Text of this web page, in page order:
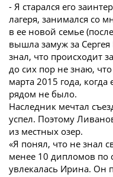
- Я старался его
лагеря, занимался со
в ее новой семье
вышла замуж за
знал, что происходит
до сих пор не знаю,
марта 2015 года,
рядом не было.
Наследник мечтал
успел. Поэтому
из местных озер.
«Я понял, что не знал
менее 10 дипломов по
увлекалась Ирина. Он